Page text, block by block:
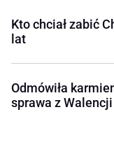
Kto chciał zabić
lat
Odmówiła
sprawa z Walencji